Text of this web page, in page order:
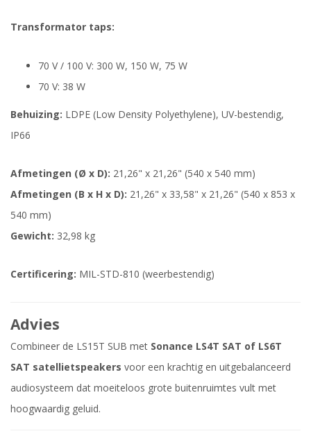
Transformator taps:
70 V / 100 V: 300 W, 150 W, 75 W
70 V: 38 W
Behuizing: LDPE (Low Density Polyethylene), UV-bestendig,
IP66
Afmetingen (Ø x D): 21,26" x 21,26" (540 x 540 mm)
Afmetingen (B x H x D): 21,26" x 33,58" x 21,26" (540 x 853 x
540 mm)
Gewicht: 32,98 kg
Certificering: MIL-STD-810 (weerbestendig)
Advies
Combineer de LS15T SUB met Sonance LS4T SAT of LS6T
SAT satellietspeakers voor een krachtig en uitgebalanceerd
audiosysteem dat moeiteloos grote buitenruimtes vult met
hoogwaardig geluid.